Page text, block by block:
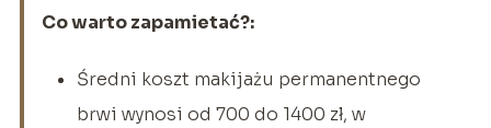
Co warto zapamietać?:
Średni koszt makijażu permanentnego
brwi wynosi od 700 do 1400 zł, w